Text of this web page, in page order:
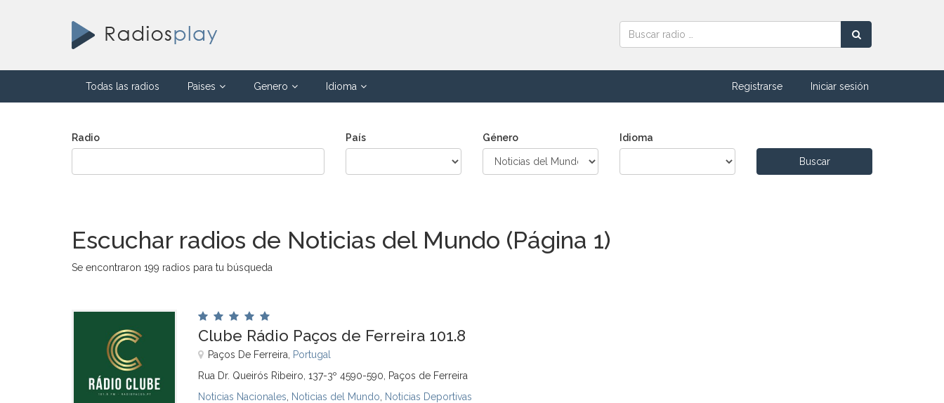
Todas las radios Paises Genero Idioma Registrarse Iniciar sesión
Radio País Género Idioma
Buscar
Escuchar radios de Noticias del Mundo (Página 1)
Se encontraron 199 radios para tu búsqueda
Clube Rádio Paços de Ferreira 101.8
Paços De Ferreira,
Portugal
Rua Dr. Queirós Ribeiro, 137-3º 4590-590, Paços de Ferreira
Noticias Nacionales
Noticias del Mundo Noticias Deportivas